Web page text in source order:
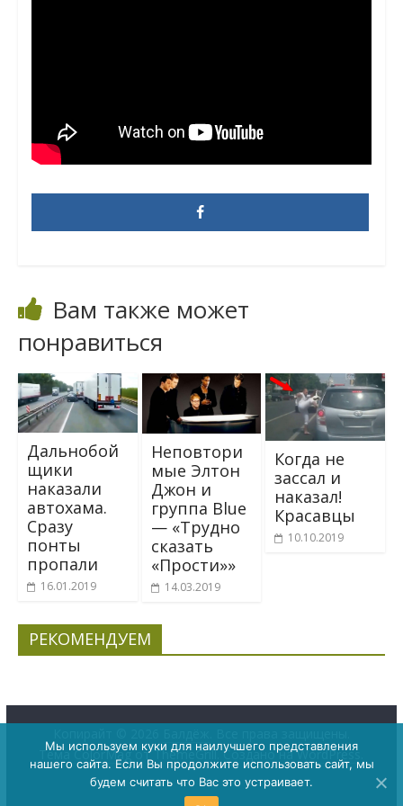
Вам также может
понравиться
Дальнобой
щики
наказали
автохама.
Сразу
понты
пропали
16.01.2019
Неповтори
мые Элтон
Джон и
группа Blue
— «Трудно
сказать
«Прости»»
14.03.2019
Когда не
зассал и
наказал!
Красавцы
10.10.2019
РЕКОМЕНДУЕМ
ТемаColorMagот ThemeGrill. Создано наWordPress
Мы используем куки для наилучшего представления
нашего сайта. Если Вы продолжите использовать сайт, мы
будем считать что Вас это устраивает.